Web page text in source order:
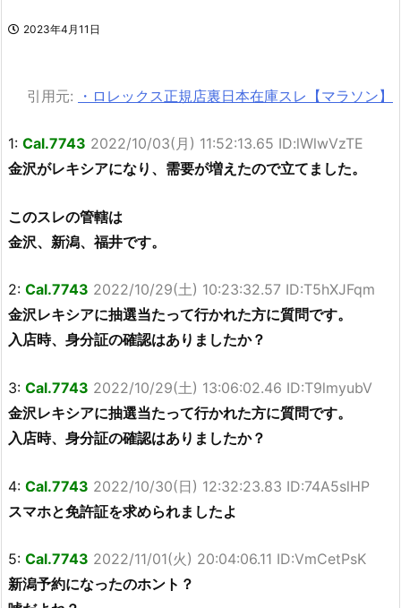
2023年4月11日
引用元: ・ロレックス正規店裏日本在庫スレ【マラソン】
1: Cal.7743 2022/10/03(月) 11:52:13.65 ID:lWlwVzTE
金沢がレキシアになり、需要が増えたので立てました。
このスレの管轄は
金沢、新潟、福井です。
2: Cal.7743 2022/10/29(土) 10:23:32.57 ID:T5hXJFqm
金沢レキシアに抽選当たって行かれた方に質問です。
入店時、身分証の確認はありましたか？
3: Cal.7743 2022/10/29(土) 13:06:02.46 ID:T9lmyubV
金沢レキシアに抽選当たって行かれた方に質問です。
入店時、身分証の確認はありましたか？
4: Cal.7743 2022/10/30(日) 12:32:23.83 ID:74A5slHP
スマホと免許証を求められましたよ
5: Cal.7743 2022/11/01(火) 20:04:06.11 ID:VmCetPsK
新潟予約になったのホント？